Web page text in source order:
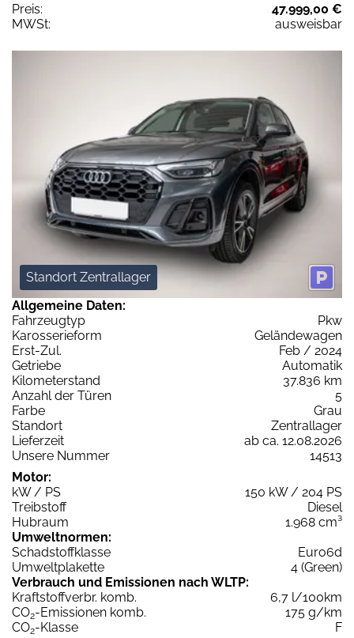
Preis:
47.999,00 €
MWSt:
ausweisbar
Standort Zentrallager
Allgemeine Daten:
Fahrzeugtyp
Pkw
Karosserieform
Geländewagen
Erst-Zul.
Feb / 2024
Getriebe
Automatik
Kilometerstand
37.836 km
Anzahl der Türen
5
Farbe
Grau
Standort
Zentrallager
Lieferzeit
ab ca. 12.08.2026
Unsere Nummer
14513
Motor:
kW / PS
150 kW / 204 PS
Treibstoff
Diesel
Hubraum
1.968 cm³
Umweltnormen:
Schadstoffklasse
Euro6d
Umweltplakette
4 (Green)
Verbrauch und Emissionen nach WLTP:
Kraftstoffverbr. komb.
6,7 l/100km
CO2-Emissionen komb.
175 g/km
CO2-Klasse
F